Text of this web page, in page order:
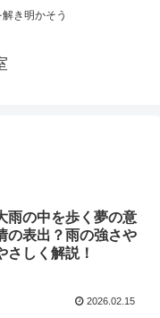
き明かそう
雨の中を歩く夢の意
の表出？雨の強さや
さしく解説！
2026.02.15